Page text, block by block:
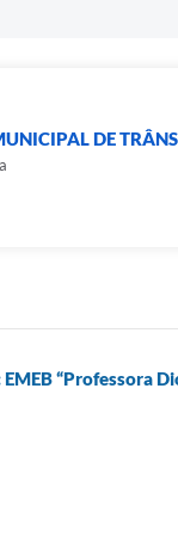
DE
“Professora